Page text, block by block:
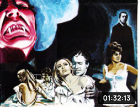
01:32:13